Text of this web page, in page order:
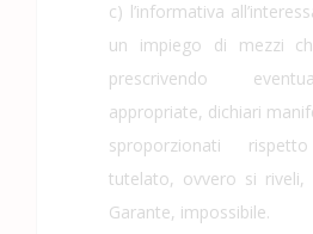
c) l’informativa
un impiego di mezzi
prescrivendo
appropriate, dichiari
sproporzionati
tutelato, ovvero si riveli,
Garante, impossibile.